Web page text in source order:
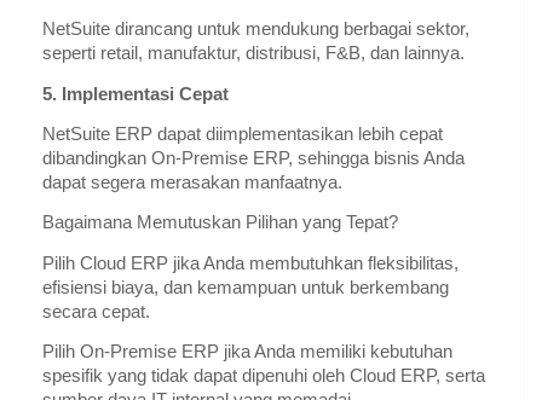
NetSuite dirancang untuk mendukung berbagai sektor,
seperti retail, manufaktur, distribusi, F&B, dan lainnya.
5. Implementasi Cepat
NetSuite ERP dapat diimplementasikan lebih cepat
dibandingkan On-Premise ERP, sehingga bisnis Anda
dapat segera merasakan manfaatnya.
Bagaimana Memutuskan Pilihan yang Tepat?
Pilih Cloud ERP jika Anda membutuhkan fleksibilitas,
efisiensi biaya, dan kemampuan untuk berkembang
secara cepat.
Pilih On-Premise ERP jika Anda memiliki kebutuhan
spesifik yang tidak dapat dipenuhi oleh Cloud ERP, serta